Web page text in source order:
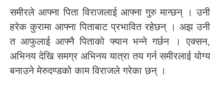
समीरले आफ्ना पिता विराजलाई आफ्ना गुरु मान्छन् । उनी
हरेक कुरामा आफ्ना पिताबाट प्रभावित रहेछन् । अझ उनी
त आफुलाई आफ्नै पिताको फ्यान भन्ने गर्छन । एक्सन,
अभिनय देखि समग्र अभिनय यात्रा तय गर्न समीरलाई योग्य
बनाउने मेरुदण्डको काम विराजले गरेका छन् ।